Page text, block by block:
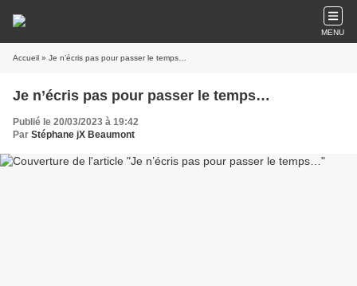
MENU
Accueil » Je n’écris pas pour passer le temps…
Je n’écris pas pour passer le temps…
Publié le 20/03/2023 à 19:42
Par Stéphane jX Beaumont